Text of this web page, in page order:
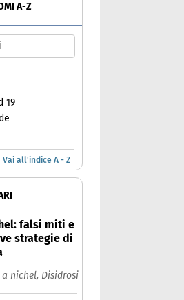
A-Z
19
Vai all'indice A - Z
falsi miti e
strategie di
nichel, Disidrosi